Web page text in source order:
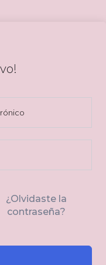
¿Olvidaste la
contraseña?